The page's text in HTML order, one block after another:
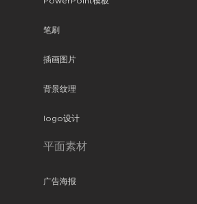
笔刷
插画图片
背景纹理
logo设计
平面素材
广告海报